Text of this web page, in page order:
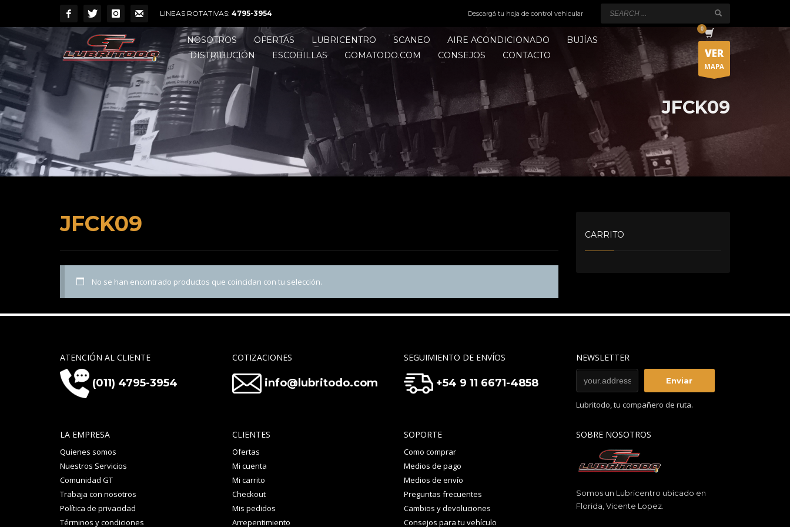
LINEAS ROTATIVAS: 4795-3954 Descargá tu hoja de control vehicular
NOSOTROS OFERTAS LUBRICENTRO SCANEO AIRE ACONDICIONADO
BUJÍAS
DISTRIBUCIÓN
ESCOBILLAS GOMATODO.COM CONSEJOS CONTACTO VER
MAPA
JFCK09
JFCK09
No se han encontrado productos que coincidan con tu selección.
CARRITO
ATENCIÓN AL CLIENTE
(011) 4795-3954
COTIZACIONES
info@lubritodo.com
SEGUIMIENTO DE ENVÍOS
+54 9 11 6671-4858
NEWSLETTER
Lubritodo, tu compañero de ruta.
LA EMPRESA
Quienes somos
Nuestros Servicios
Comunidad GT
Trabaja con nosotros
Política de privacidad
Términos y condiciones
CLIENTES
Ofertas
Mi cuenta
Mi carrito
Checkout
Mis pedidos
Arrepentimiento
SOPORTE
Como comprar
Medios de pago
Medios de envío
Preguntas frecuentes
Cambios y devoluciones
Consejos para tu vehículo
SOBRE NOSOTROS
Somos un Lubricentro ubicado en
Florida, Vicente Lopez.